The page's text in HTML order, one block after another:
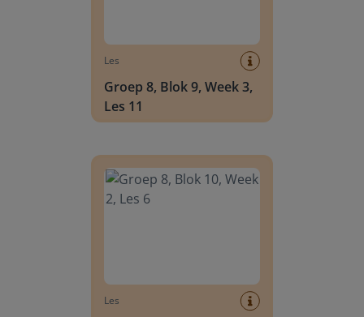
Les
Groep 8, Blok 9, Week 3,
Les 11
Les